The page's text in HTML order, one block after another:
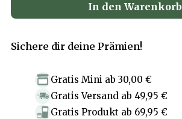
In den Warenkorb
Sichere dir deine Prämien!
Gratis Mini ab 30,00 €
Gratis Versand ab 49,95 €
Gratis Produkt ab 69,95 €